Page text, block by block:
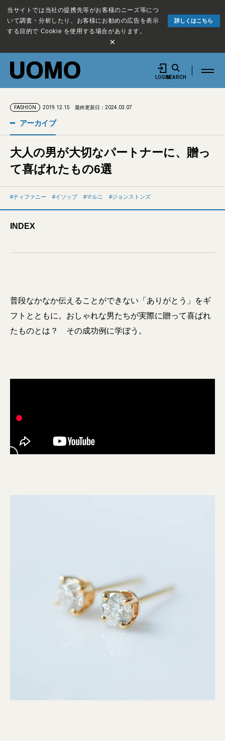
当サイトでは当社の提携先等がお客様のニーズ等につ
いて調査・分析したり、お客様にお勧めの広告を表示
する目的で Cookie を使用する場合があります。
詳しくはこちら
×
LOGINSEARCH
FASHION 2019.12.15 最終更新日：2024.03.07
アーカイブ
大人の男が大切なパートナーに、贈っ
て喜ばれたもの6選
ティファニー イソップ マルニ ジョンストンズ
INDEX
普段なかなか伝えることができない「ありがとう」をギ
フトとともに。おしゃれな男たちが実際に贈って喜ばれ
たものとは？ その成功例に学ぼう。